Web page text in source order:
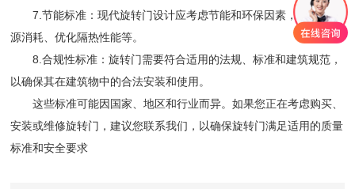
7.节能标准：现代旋转门设计应考虑节能和环保因素，如减少能
源消耗、优化隔热性能等。
8.合规性标准：旋转门需要符合适用的法规、标准和建筑规范，
以确保其在建筑物中的合法安装和使用。
这些标准可能因国家、地区和行业而异。如果您正在考虑购买、
安装或维修旋转门，建议您联系我们，以确保旋转门满足适用的质量
标准和安全要求